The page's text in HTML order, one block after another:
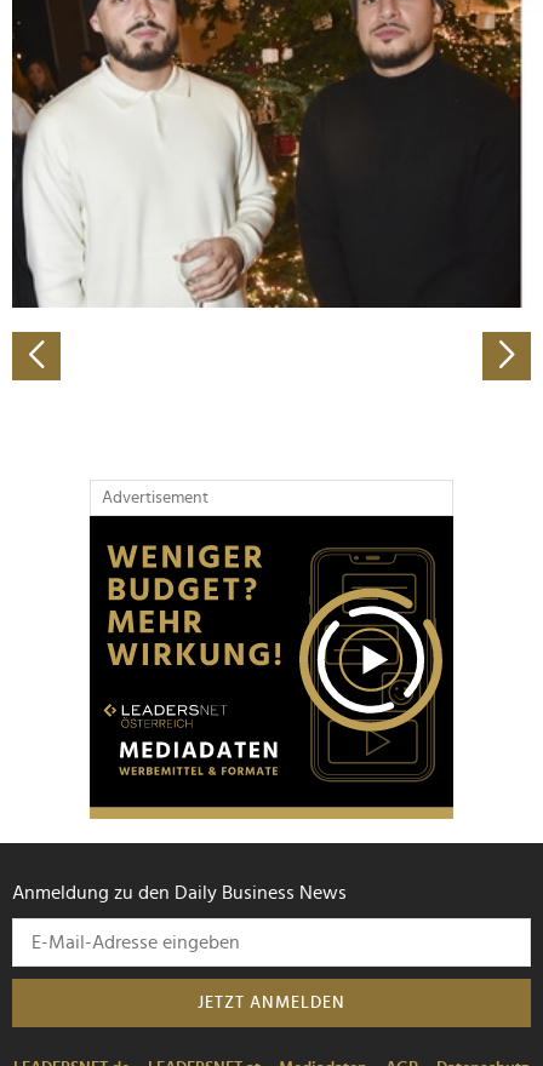
Abschnitt Einzelheitenfest.
Wir verwenden Cookies, um Inhalte und Anzeigen zu
personalisieren, Funktionen für soziale Medien anbieten
zu können und die Zugriffe auf unsere Website zu
analysieren. Außerdem geben wir Informationen zu Ihrer
Verwendung unserer Website an unsere Partner für
soziale Medien, Werbung und Analysen weiter. Unsere
Partner führen diese Informationen möglicherweise mit
weiteren Daten zusammen, die Sie ihnen bereitgestellt
haben oder die sie im Rahmen Ihrer Nutzung der Dienste
gesammelt haben.
Advertisement
Anmeldung zu den Daily Business News
JETZT ANMELDEN